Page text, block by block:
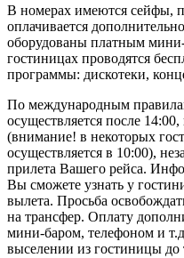
В номерах имеются сейфы,
оплачивается
оборудованы платным
гостиницах проводятся
программы: дискотеки,
По международным
осуществляется после
(внимание! в некоторых
осуществляется в 10:00),
прилета Вашего рейса.
Вы сможете узнать у
вылета. Просьба
на трансфер. Oплатy
мини-баром, телефоном и
выселении из гостиницы до